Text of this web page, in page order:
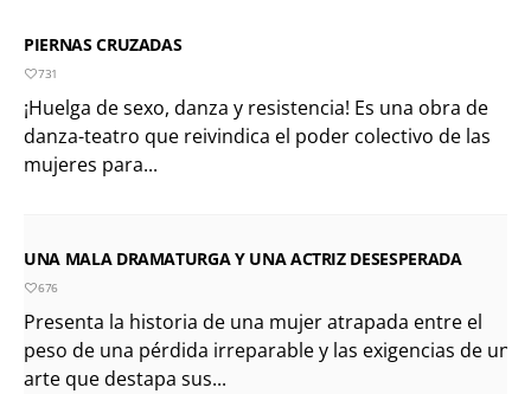
PIERNAS CRUZADAS
731
¡Huelga de sexo, danza y resistencia! Es una obra de
danza-teatro que reivindica el poder colectivo de las
mujeres para...
UNA MALA DRAMATURGA Y UNA ACTRIZ DESESPERADA
676
Presenta la historia de una mujer atrapada entre el
peso de una pérdida irreparable y las exigencias de un
arte que destapa sus...